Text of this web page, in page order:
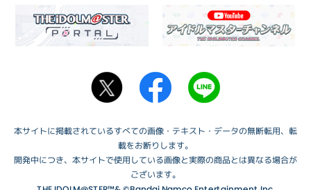
本サイトに掲載されているすべての画像・テキスト・データの無断転用、転
載をお断りします。
開発中につき、本サイトで使用している画像と実際の商品とは異なる場合が
ございます。